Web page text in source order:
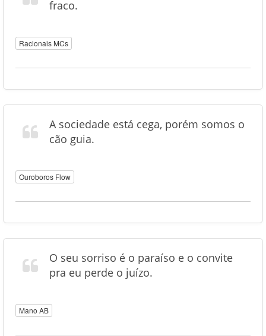
fraco.
Racionais MCs
A sociedade está cega, porém somos o
cão guia.
Ouroboros Flow
O seu sorriso é o paraíso e o convite
pra eu perde o juízo.
Mano AB